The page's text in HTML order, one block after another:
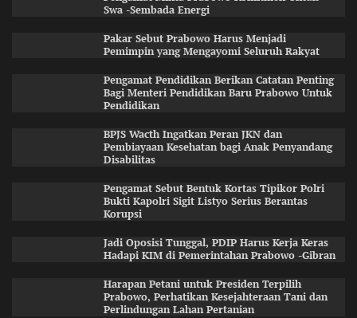
Swa -Sembada Energi
Pakar Sebut Prabowo Harus Menjadi
Pemimpin yang Mengayomi Seluruh Rakyat
Pengamat Pendidikan Berikan Catatan Penting
Bagi Menteri Pendidikan Baru Prabowo Untuk
Pendidikan
BPJS Wacth Ingatkan Peran JKN dan
Pembiayaan Kesehatan bagi Anak Penyandang
Disabilitas
Pengamat Sebut Bentuk Kortas Tipikor Polri
Bukti Kapolri Sigit Listyo Serius Berantas
Korupsi
Jadi Oposisi Tunggal, PDIP Harus Kerja Keras
Hadapi KIM di Pemerintahan Prabowo -Gibran
Harapan Petani untuk Presiden Terpilih
Prabowo, Perhatikan Kesejahteraan Tani dan
Perlindungan Lahan Pertanian